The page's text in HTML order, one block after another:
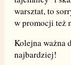
warsztat, to
w promocji też
Kolejna ważna
najbardziej!